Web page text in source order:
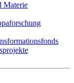
Materie